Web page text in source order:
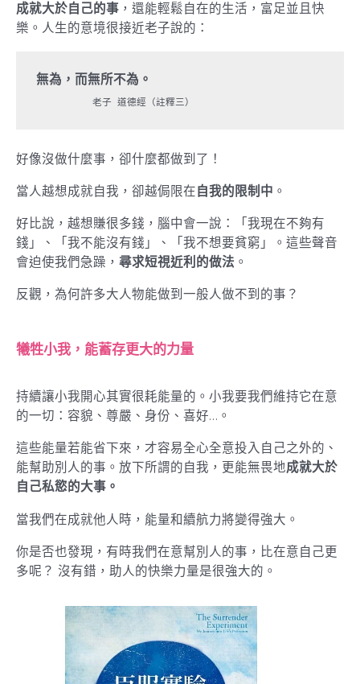
成就大於自己的事 ，還能輕鬆自在的生活，富足並且快
樂。人生的意境很接近老子說的：
無為，而無所不為。
老子 道德經（註釋三）
好像沒做什麼事，卻什麼都做到了！
當人越想成就自我，卻越侷限在自我的限制中 。
好比說，越想賺很多錢，腦中會一說：「我現在不夠有
錢」、「我不能沒有錢」、「我不想要貧窮」。這些聲音
會迫使我們急躁， 尋求短視近利的做法 。
反觀，為何許多大人物能做到一般人做不到的事？
犧牲小我，能蓄存更大的力量
持續讓小我開心其實很耗能量的。小我要我們維持它在意
的一切：容貌、尊嚴、身份、喜好…。
這些能量若能省下來，才容易全心全意投入自己之外的、
能幫助別人的事。放下所謂的自我，更能無畏地成就大於
自己私慾的大事。
當我們在成就他人時，能量和續航力將變得強大。
你是否也發現，有時我們在意幫別人的事，比在意自己更
多呢？ 沒有錯，助人的快樂力量是很強大的。